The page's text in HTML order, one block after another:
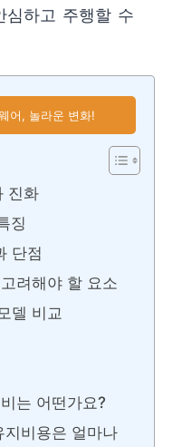
심하고 주행할 수
어, 놀라운 변화!
진화
징
단점
려해야 할 요소
델 비교
는 어떤가요?
지비용은 얼마나